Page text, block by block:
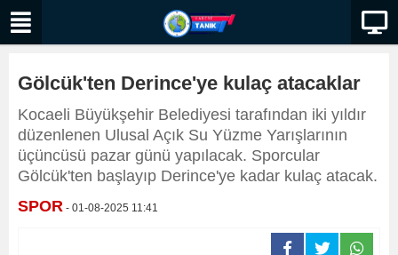
Gölcük'ten Derince'ye kulaç atacaklar
Kocaeli Büyükşehir Belediyesi tarafından iki yıldır
düzenlenen Ulusal Açık Su Yüzme Yarışlarının
üçüncüsü pazar günü yapılacak. Sporcular
Gölcük'ten başlayıp Derince'ye kadar kulaç atacak.
SPOR - 01-08-2025 11:41